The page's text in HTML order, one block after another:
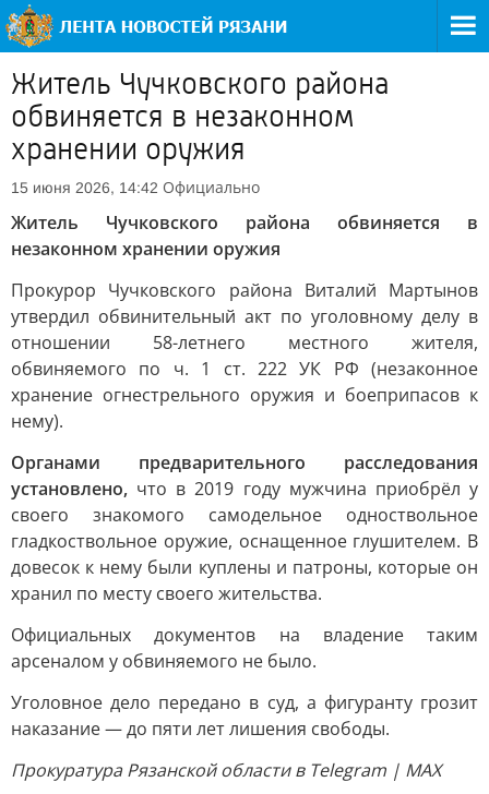
Житель Чучковского района
обвиняется в незаконном
хранении оружия
15 июня 2026, 14:42 Официально
Житель Чучковского района обвиняется в
незаконном хранении оружия
Прокурор Чучковского района Виталий Мартынов
утвердил обвинительный акт по уголовному делу в
отношении 58-летнего местного жителя,
обвиняемого по ч. 1 ст. 222 УК РФ (незаконное
хранение огнестрельного оружия и боеприпасов к
нему).
Органами предварительного расследования
установлено, что в 2019 году мужчина приобрёл у
своего знакомого самодельное одноствольное
гладкоствольное оружие, оснащенное глушителем. В
довесок к нему были куплены и патроны, которые он
хранил по месту своего жительства.
Официальных документов на владение таким
арсеналом у обвиняемого не было.
Уголовное дело передано в суд, а фигуранту грозит
наказание — до пяти лет лишения свободы.
Прокуратура Рязанской области в Telegram | MAX